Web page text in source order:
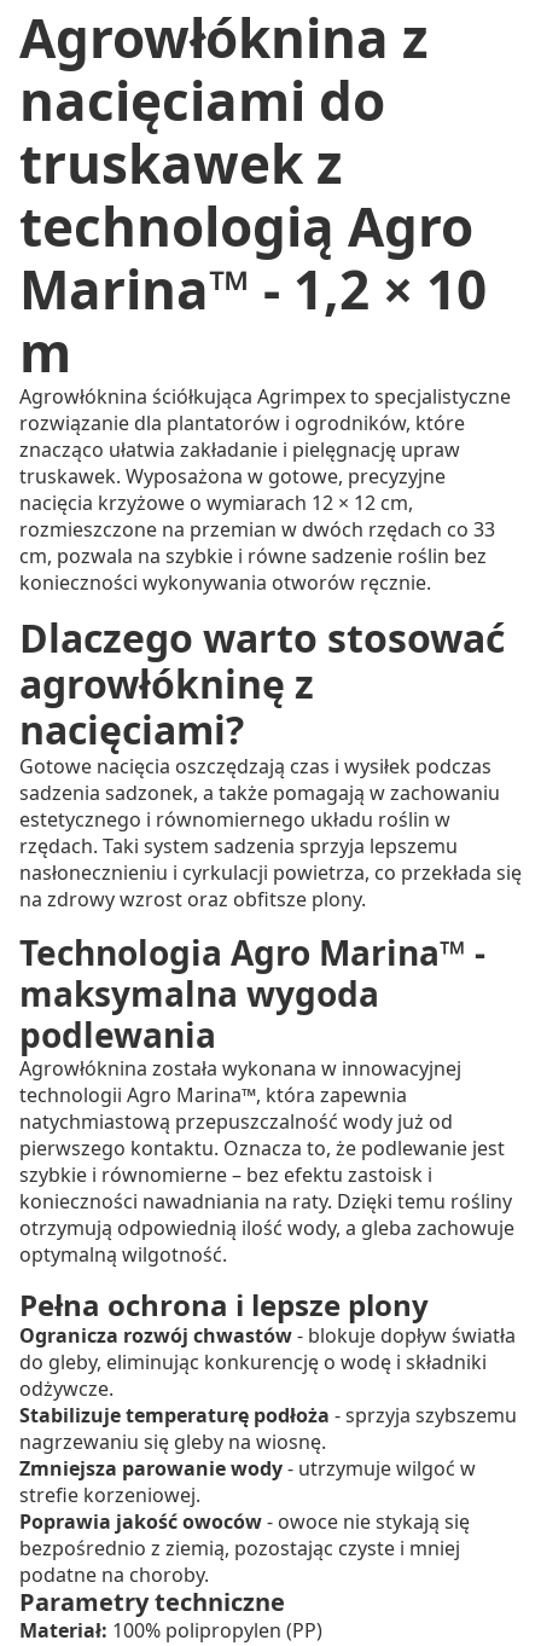
Agrowłóknina z
nacięciami do
truskawek z
technologią Agro
Marina™ - 1,2 × 10
m
Agrowłóknina ściółkująca Agrimpex to specjalistyczne
rozwiązanie dla plantatorów i ogrodników, które
znacząco ułatwia zakładanie i pielęgnację upraw
truskawek. Wyposażona w gotowe, precyzyjne
nacięcia krzyżowe o wymiarach 12 × 12 cm,
rozmieszczone na przemian w dwóch rzędach co 33
cm, pozwala na szybkie i równe sadzenie roślin bez
konieczności wykonywania otworów ręcznie.
Dlaczego warto stosować
agrowłókninę z
nacięciami?
Gotowe nacięcia oszczędzają czas i wysiłek podczas
sadzenia sadzonek, a także pomagają w zachowaniu
estetycznego i równomiernego układu roślin w
rzędach. Taki system sadzenia sprzyja lepszemu
nasłonecznieniu i cyrkulacji powietrza, co przekłada się
na zdrowy wzrost oraz obfitsze plony.
Technologia Agro Marina™ -
maksymalna wygoda
podlewania
Agrowłóknina została wykonana w innowacyjnej
technologii Agro Marina™, która zapewnia
natychmiastową przepuszczalność wody już od
pierwszego kontaktu. Oznacza to, że podlewanie jest
szybkie i równomierne – bez efektu zastoisk i
konieczności nawadniania na raty. Dzięki temu rośliny
otrzymują odpowiednią ilość wody, a gleba zachowuje
optymalną wilgotność.
Pełna ochrona i lepsze plony
Ogranicza rozwój chwastów- blokuje dopływ światła
do gleby, eliminując konkurencję o wodę i składniki
odżywcze.
Stabilizuje temperaturę podłoża - sprzyja szybszemu
nagrzewaniu się gleby na wiosnę.
Zmniejsza parowanie wody- utrzymuje wilgoć w
strefie korzeniowej.
Poprawia jakość owoców- owoce nie stykają się
bezpośrednio z ziemią, pozostając czyste i mniej
podatne na choroby.
Parametry techniczne
Materiał: 100% polipropylen (PP)